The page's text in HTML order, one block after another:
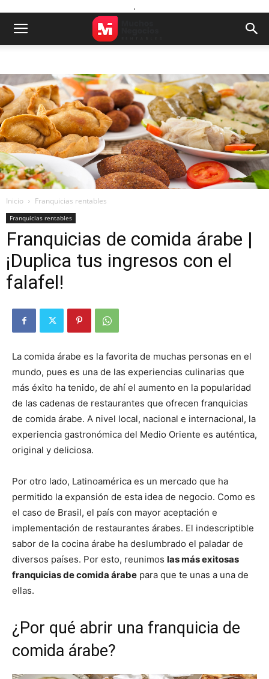
.
Inicio Franquicias rentables
Franquicias rentables
Franquicias de comida árabe |
¡Duplica tus ingresos con el
falafel!
La comida árabe es la favorita de muchas personas en el
mundo, pues es una de las experiencias culinarias que
más éxito ha tenido, de ahí el aumento en la popularidad
de las cadenas de restaurantes que ofrecen franquicias
de comida árabe. A nivel local, nacional e internacional, la
experiencia gastronómica del Medio Oriente es auténtica,
original y deliciosa.
Por otro lado, Latinoamérica es un mercado que ha
permitido la expansión de esta idea de negocio. Como es
el caso de Brasil, el país con mayor aceptación e
implementación de restaurantes árabes. El indescriptible
sabor de la cocina árabe ha deslumbrado el paladar de
diversos países. Por esto, reunimos las más exitosas
franquicias de comida árabe para que te unas a una de
ellas.
¿Por qué abrir una franquicia de
comida árabe?